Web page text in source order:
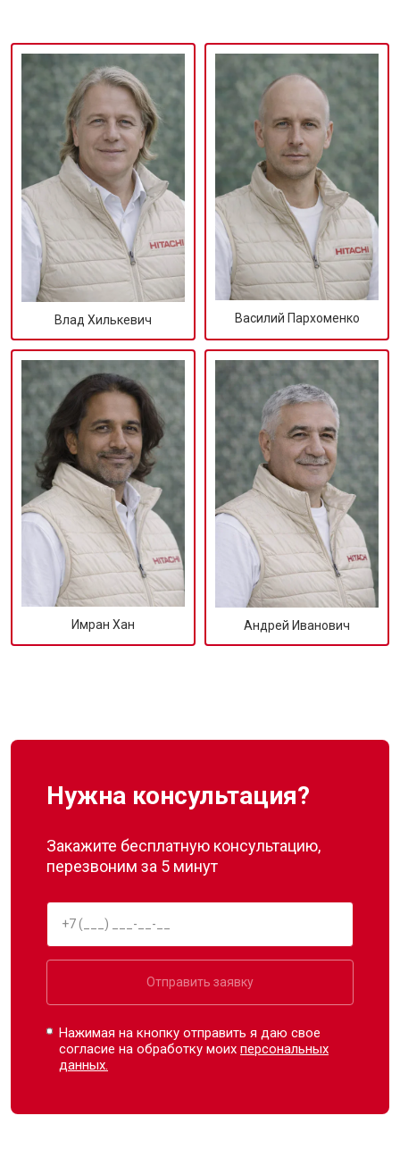
Влад Хилькевич Василий Пархоменко
Имран Хан Андрей Иванович
Нужна консультация?
Закажите бесплатную консультацию,
перезвоним за 5 минут
Отправить заявку
Нажимая на кнопку отправить я даю свое
согласие на обработку моихперсональных
данных.